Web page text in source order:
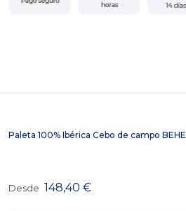
Paleta 100% Ibérica Cebo de campo
Desde 148,40 €